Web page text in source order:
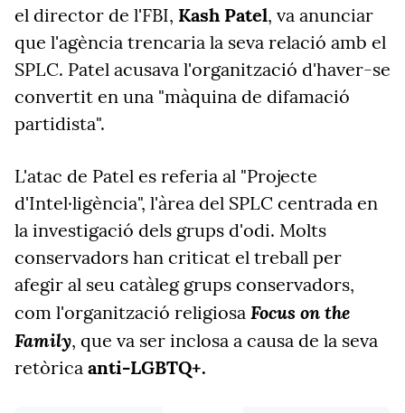
el director de l'FBI, Kash Patel, va anunciar
que l'agència trencaria la seva relació amb el
SPLC. Patel acusava l'organització d'haver-se
convertit en una "màquina de difamació
partidista".
L'atac de Patel es referia al "Projecte
d'Intel·ligència", l'àrea del SPLC centrada en
la investigació dels grups d'odi. Molts
conservadors han criticat el treball per
afegir al seu catàleg grups conservadors,
com l'organització religiosa Focus on the
Family, que va ser inclosa a causa de la seva
retòrica anti-LGBTQ+.